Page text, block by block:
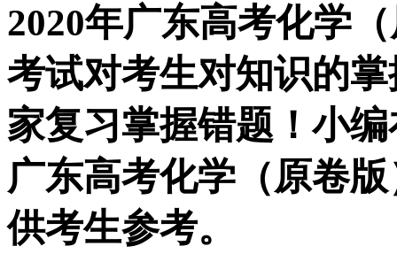
2020年广东高考化学
考试对考生对知识的
家复习掌握错题！小
广东高考化学（原卷
供考生参考。